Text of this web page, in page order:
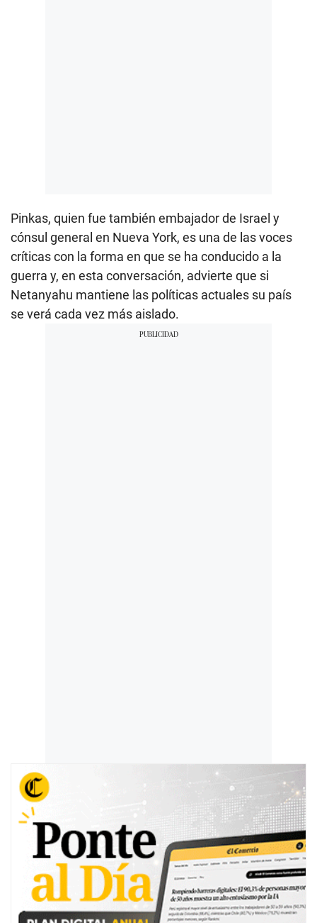
Pinkas, quien fue también embajador de Israel y
cónsul general en Nueva York, es una de las voces
críticas con la forma en que se ha conducido a la
guerra y, en esta conversación, advierte que si
Netanyahu mantiene las políticas actuales su país
se verá cada vez más aislado.